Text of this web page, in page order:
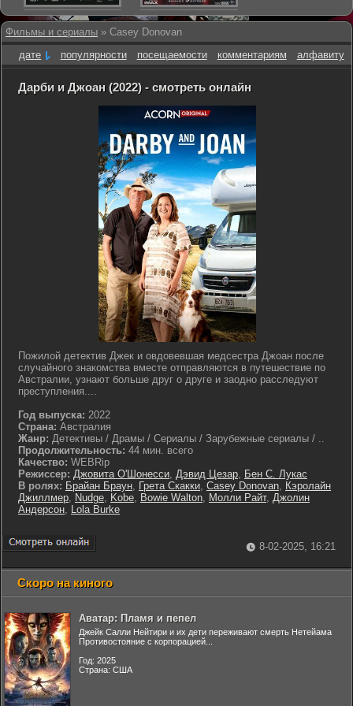
Фильмы и сериалы » Casey Donovan
дате
популярности посещаемости комментариям алфавиту
Дарби и Джоан (2022) - смотреть онлайн
Пожилой детектив Джек и овдовевшая медсестра Джоан после
случайного знакомства вместе отправляются в путешествие по
Австралии, узнают больше друг о друге и заодно расследуют
преступления....
Год выпуска: 2022
Страна: Австралия
Жанр: Детективы / Драмы / Сериалы / Зарубежные сериалы / ..
Продолжительность: 44 мин. всего
Качество: WEBRip
Режиссер: Джовита О'Шонесси, Дэвид Цезар, Бен С. Лукас
В ролях: Брайан Браун, Грета Скакки, Casey Donovan, Кэролайн
Джиллмер, Nudge, Kobe, Bowie Walton, Молли Райт, Джолин
Андерсон, Lola Burke
8-02-2025, 16:21
Скоро на киного
Аватар: Пламя и пепел
Джейк Салли Нейтири и их дети переживают смерть Нетейама
Противостояние с корпорацией...
Год: 2025
Страна: США